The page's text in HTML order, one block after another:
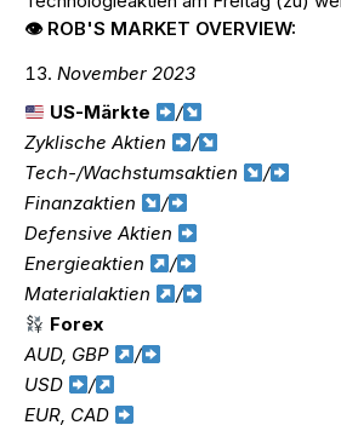
👁 ROB'S MARKET OVERVIEW:
November 2023
US-Märkte
/
Zyklische Aktien
/
Tech-/Wachstumsaktien
/
Finanzaktien
/
Defensive Aktien
Energieaktien
/
Materialaktien
/
Forex
AUD, GBP
/
USD
/
EUR, CAD